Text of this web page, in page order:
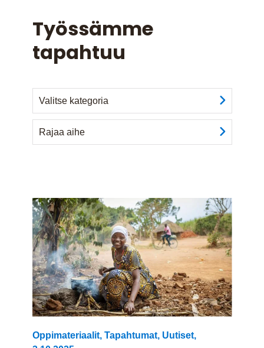
Työssämme
tapahtuu
Valitse kategoria
Rajaa aihe
Oppimateriaalit, Tapahtumat, Uutiset,